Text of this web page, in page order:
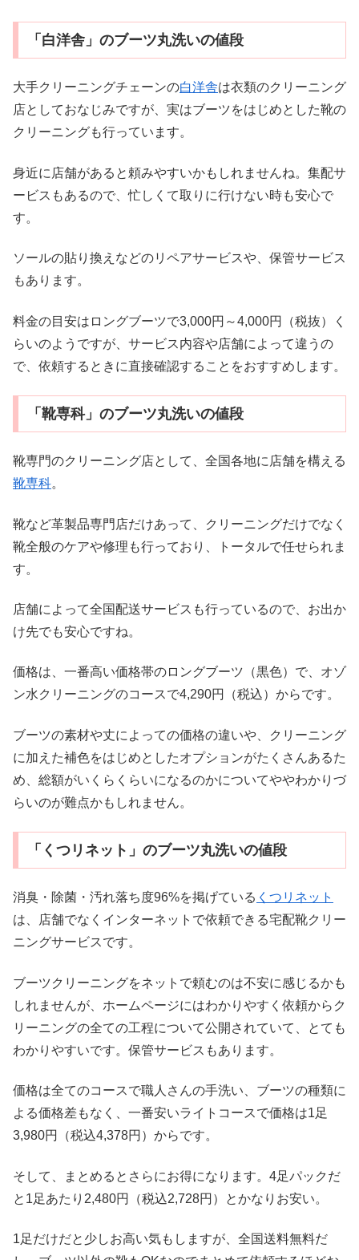
「白洋舎」のブーツ丸洗いの値段
大手クリーニングチェーンの白洋舎は衣類のクリーニング
店としておなじみですが、実はブーツをはじめとした靴の
クリーニングも行っています。
身近に店舗があると頼みやすいかもしれませんね。集配サ
ービスもあるので、忙しくて取りに行けない時も安心で
す。
ソールの貼り換えなどのリペアサービスや、保管サービス
もあります。
料金の目安はロングブーツで3,000円～4,000円（税抜）く
らいのようですが、サービス内容や店舗によって違うの
で、依頼するときに直接確認することをおすすめします。
「靴専科」のブーツ丸洗いの値段
靴専門のクリーニング店として、全国各地に店舗を構える
靴専科。
靴など革製品専門店だけあって、クリーニングだけでなく
靴全般のケアや修理も行っており、トータルで任せられま
す。
店舗によって全国配送サービスも行っているので、お出か
け先でも安心ですね。
価格は、一番高い価格帯のロングブーツ（黒色）で、オゾ
ン水クリーニングのコースで4,290円（税込）からです。
ブーツの素材や丈によっての価格の違いや、クリーニング
に加えた補色をはじめとしたオプションがたくさんあるた
め、総額がいくらくらいになるのかについてややわかりづ
らいのが難点かもしれません。
「くつリネット」のブーツ丸洗いの値段
消臭・除菌・汚れ落ち度96%を掲げている くつリネット
は、店舗でなくインターネットで依頼できる宅配靴クリー
ニングサービスです。
ブーツクリーニングをネットで頼むのは不安に感じるかも
しれませんが、ホームページにはわかりやすく依頼からク
リーニングの全ての工程について公開されていて、とても
わかりやすいです。保管サービスもあります。
価格は全てのコースで職人さんの手洗い、ブーツの種類に
よる価格差もなく、一番安いライトコースで価格は1足
3,980円（税込4,378円）からです。
そして、まとめるとさらにお得になります。4足パックだ
と1足あたり2,480円（税込2,728円）とかなりお安い。
1足だけだと少しお高い気もしますが、全国送料無料だ